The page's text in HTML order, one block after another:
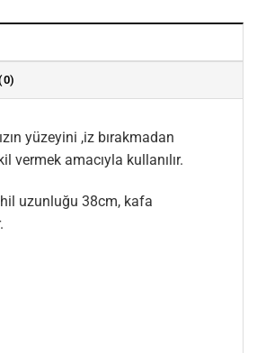
yüzeyini ,iz bırakmadan
vermek amacıyla kullanılır.
uzunluğu 38cm, kafa